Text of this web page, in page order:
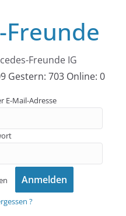
Freunde IG
Gestern: 703 Online: 0
E-Mail-Adresse
?